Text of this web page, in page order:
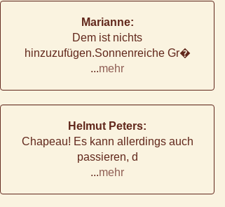
Marianne:
Dem ist nichts
hinzuzufügen.Sonnenreiche Gr�
...mehr
Helmut Peters:
Chapeau! Es kann allerdings auch
passieren, d
...mehr